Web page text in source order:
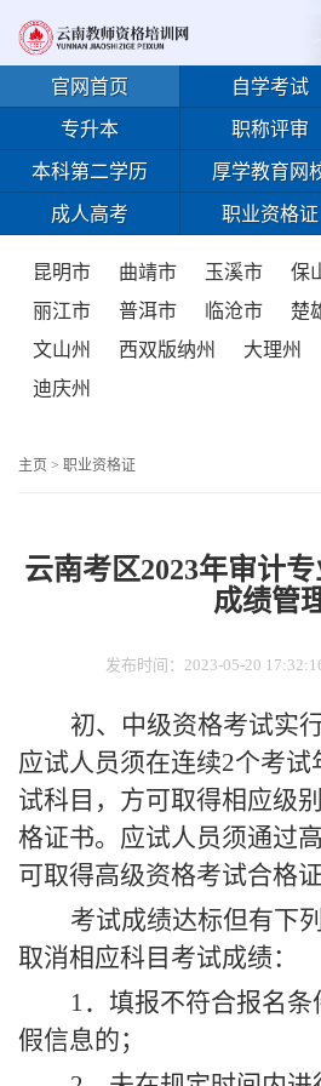
官网首页 自学考试
专升本 职称评审
本科第二学历 厚学教育网
成人高考 职业资格证
昆明市 曲靖市 玉溪市 保
丽江市
普洱市 临沧市 楚
文山州
西双版纳州 大理州
迪庆州
主页 > 职业资格证
云南考区2023年审计
成绩管
发布时间：2023-05-20
初、中级资格考试实
应试人员须在连续2个考
试科目，方可取得相应级
格证书。应试人员须通过
可取得高级资格考试合格证
考试成绩达标但有下
取消相应科目考试成绩：
1．填报不符合报名
假信息的；